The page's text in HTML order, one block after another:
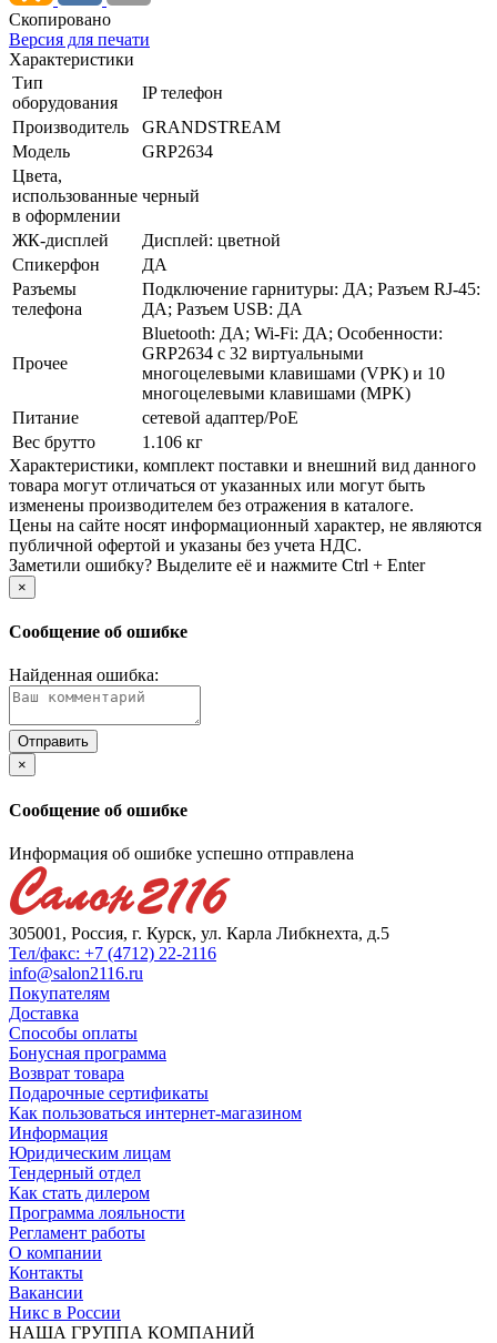
Скопировано
Версия для печати
Характеристики
Тип
оборудования
IP телефон
Производитель
GRANDSTREAM
Модель
GRP2634
Цвета,
использованные
в оформлении
черный
ЖК-дисплей
Дисплей: цветной
Спикерфон
ДА
Разъемы
телефона
Подключение гарнитуры: ДА; Разъем RJ-45:
ДА; Разъем USB: ДА
Прочее
Bluetooth: ДА; Wi-Fi: ДА; Особенности:
GRP2634 с 32 виртуальными
многоцелевыми клавишами (VPK) и 10
многоцелевыми клавишами (MPK)
Питание
сетевой адаптер/­PoE
Вес брутто
1.106 кг
Xарактеристики, комплект поставки и внешний вид данного
товара могут отличаться от указанных или могут быть
изменены производителем без отражения в каталоге.
Цены на сайте носят информационный характер, не являются
публичной офертой и указаны без учета НДС.
Заметили ошибку? Выделите её и нажмите Ctrl + Enter
×
Сообщение об ошибке
Найденная ошибка:
×
Сообщение об ошибке
Информация об ошибке успешно отправлена
305001, Россия, г. Курск, ул. Карла Либкнехта, д.5
Тел/факс: +7 (4712) 22-2116
info@salon2116.ru
Покупателям
Доставка
Способы оплаты
Бонусная программа
Возврат товара
Подарочные сертификаты
Как пользоваться интернет-магазином
Информация
Юридическим лицам
Тендерный отдел
Как стать дилером
Программа лояльности
Регламент работы
О компании
Контакты
Вакансии
Никс в России
НАША ГРУППА КОМПАНИЙ